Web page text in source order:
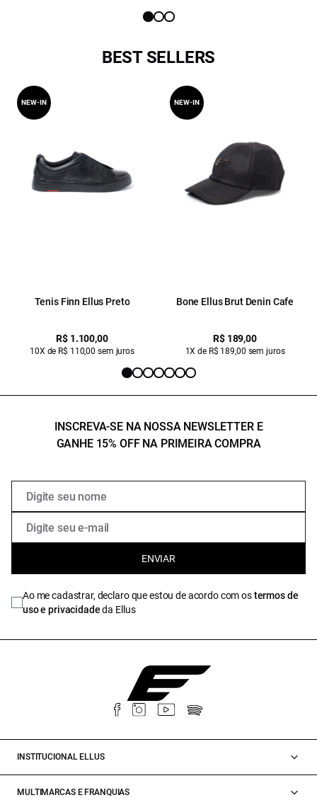
BEST SELLERS
Tenis Finn Ellus Preto
R$ 1.100,00
10X de R$ 110,00 sem juros
NEW-IN
Bone Ellus Brut Denin Cafe
R$ 189,00
1X de R$ 189,00 sem juros
NEW-IN
INSCREVA-SE NA NOSSA NEWSLETTER E
GANHE 15% OFF NA PRIMEIRA COMPRA
ENVIAR
Ao me cadastrar, declaro que estou de acordo com ostermos de
uso e privacidadeda Ellus
INSTITUCIONAL ELLUS
MULTIMARCAS E FRANQUIAS